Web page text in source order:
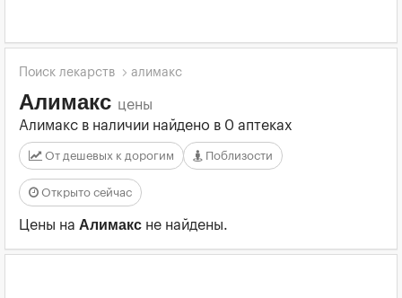
Поиск лекарств алимакс
Алимакс цены
Алимакс в наличии найдено в 0 аптеках
От дешевых к дорогим Поблизости
Открыто сейчас
Цены на Алимакс не найдены.